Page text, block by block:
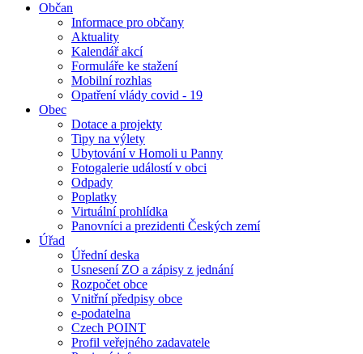
Občan
Informace pro občany
Aktuality
Kalendář akcí
Formuláře ke stažení
Mobilní rozhlas
Opatření vlády covid - 19
Obec
Dotace a projekty
Tipy na výlety
Ubytování v Homoli u Panny
Fotogalerie událostí v obci
Odpady
Poplatky
Virtuální prohlídka
Panovníci a prezidenti Českých zemí
Úřad
Úřední deska
Usnesení ZO a zápisy z jednání
Rozpočet obce
Vnitřní předpisy obce
e-podatelna
Czech POINT
Profil veřejného zadavatele